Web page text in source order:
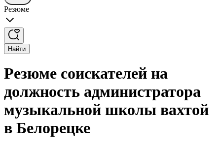
Резюме
Найти
Резюме соискателей на
должность администратора
музыкальной школы вахтой
в Белорецке